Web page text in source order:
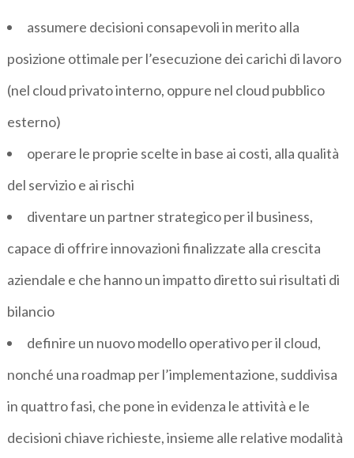
assumere decisioni consapevoli in merito alla
posizione ottimale per l’esecuzione dei carichi di lavoro
(nel cloud privato interno, oppure nel cloud pubblico
esterno)
operare le proprie scelte in base ai costi, alla qualità
del servizio e ai rischi
diventare un partner strategico per il business,
capace di offrire innovazioni finalizzate alla crescita
aziendale e che hanno un impatto diretto sui risultati di
bilancio
definire un nuovo modello operativo per il cloud,
nonché una roadmap per l’implementazione, suddivisa
in quattro fasi, che pone in evidenza le attività e le
decisioni chiave richieste, insieme alle relative modalità